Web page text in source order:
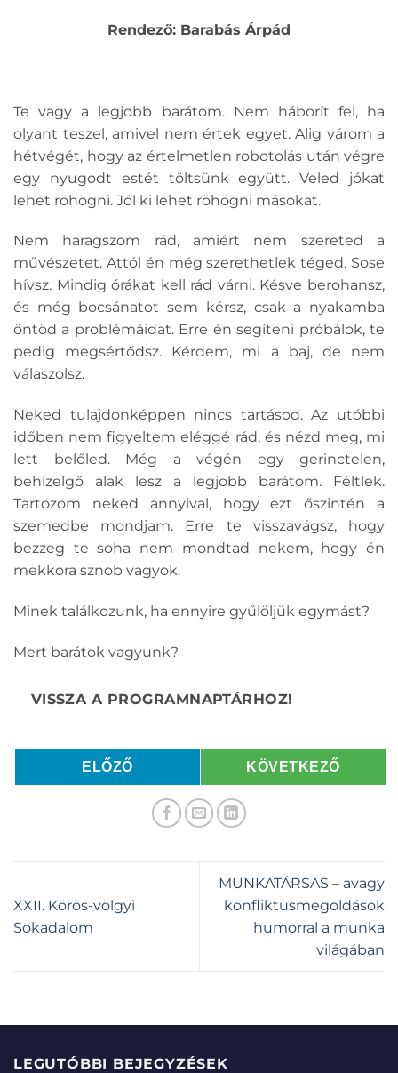
Rendező: Barabás Árpád
Te vagy a legjobb barátom. Nem háborít fel, ha
olyant teszel, amivel nem értek egyet. Alig várom a
hétvégét, hogy az értelmetlen robotolás után végre
egy nyugodt estét töltsünk együtt. Veled jókat
lehet röhögni. Jól ki lehet röhögni másokat.
Nem haragszom rád, amiért nem szereted a
művészetet. Attól én még szerethetlek téged. Sose
hívsz. Mindig órákat kell rád várni. Késve berohansz,
és még bocsánatot sem kérsz, csak a nyakamba
öntöd a problémáidat. Erre én segíteni próbálok, te
pedig megsértődsz. Kérdem, mi a baj, de nem
válaszolsz.
Neked tulajdonképpen nincs tartásod. Az utóbbi
időben nem figyeltem eléggé rád, és nézd meg, mi
lett belőled. Még a végén egy gerinctelen,
behízelgő alak lesz a legjobb barátom. Féltlek.
Tartozom neked annyival, hogy ezt őszintén a
szemedbe mondjam. Erre te visszavágsz, hogy
bezzeg te soha nem mondtad nekem, hogy én
mekkora sznob vagyok.
Minek találkozunk, ha ennyire gyűlöljük egymást?
Mert barátok vagyunk?
ELŐZŐ KÖVETKEZŐ
XXII. Körös-völgyi
Sokadalom
MUNKATÁRSAS – avagy
konfliktusmegoldások
humorral a munka
világában
LEGUTÓBBI BEJEGYZÉSEK